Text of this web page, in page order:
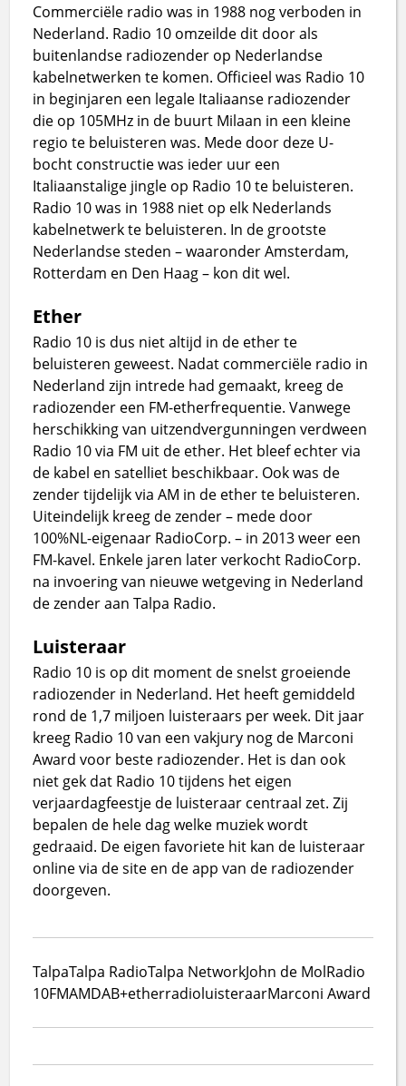
Commerciële radio was in 1988 nog verboden in
Nederland. Radio 10 omzeilde dit door als
buitenlandse radiozender op Nederlandse
kabelnetwerken te komen. Officieel was Radio 10
in beginjaren een legale Italiaanse radiozender
die op 105MHz in de buurt Milaan in een kleine
regio te beluisteren was. Mede door deze U-
bocht constructie was ieder uur een
Italiaanstalige jingle op Radio 10 te beluisteren.
Radio 10 was in 1988 niet op elk Nederlands
kabelnetwerk te beluisteren. In de grootste
Nederlandse steden – waaronder Amsterdam,
Rotterdam en Den Haag – kon dit wel.
Ether
Radio 10 is dus niet altijd in de ether te
beluisteren geweest. Nadat commerciële radio in
Nederland zijn intrede had gemaakt, kreeg de
radiozender een FM-etherfrequentie. Vanwege
herschikking van uitzendvergunningen verdween
Radio 10 via FM uit de ether. Het bleef echter via
de kabel en satelliet beschikbaar. Ook was de
zender tijdelijk via AM in de ether te beluisteren.
Uiteindelijk kreeg de zender – mede door
100%NL-eigenaar RadioCorp. – in 2013 weer een
FM-kavel. Enkele jaren later verkocht RadioCorp.
na invoering van nieuwe wetgeving in Nederland
de zender aan Talpa Radio.
Luisteraar
Radio 10 is op dit moment de snelst groeiende
radiozender in Nederland. Het heeft gemiddeld
rond de 1,7 miljoen luisteraars per week. Dit jaar
kreeg Radio 10 van een vakjury nog de Marconi
Award voor beste radiozender. Het is dan ook
niet gek dat Radio 10 tijdens het eigen
verjaardagfeestje de luisteraar centraal zet. Zij
bepalen de hele dag welke muziek wordt
gedraaid. De eigen favoriete hit kan de luisteraar
online via de site en de app van de radiozender
doorgeven.
TalpaTalpa RadioTalpa NetworkJohn de MolRadio
10FMAMDAB+etherradioluisteraarMarconi Award